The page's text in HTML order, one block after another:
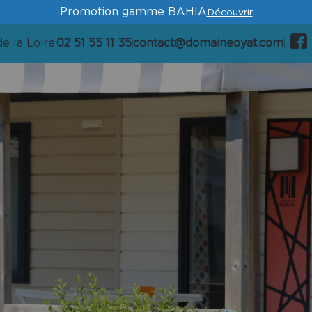
Promotion gamme BAHIADécouvrir
la Loire 02 51 55 11 35contact@domaineoyat.com